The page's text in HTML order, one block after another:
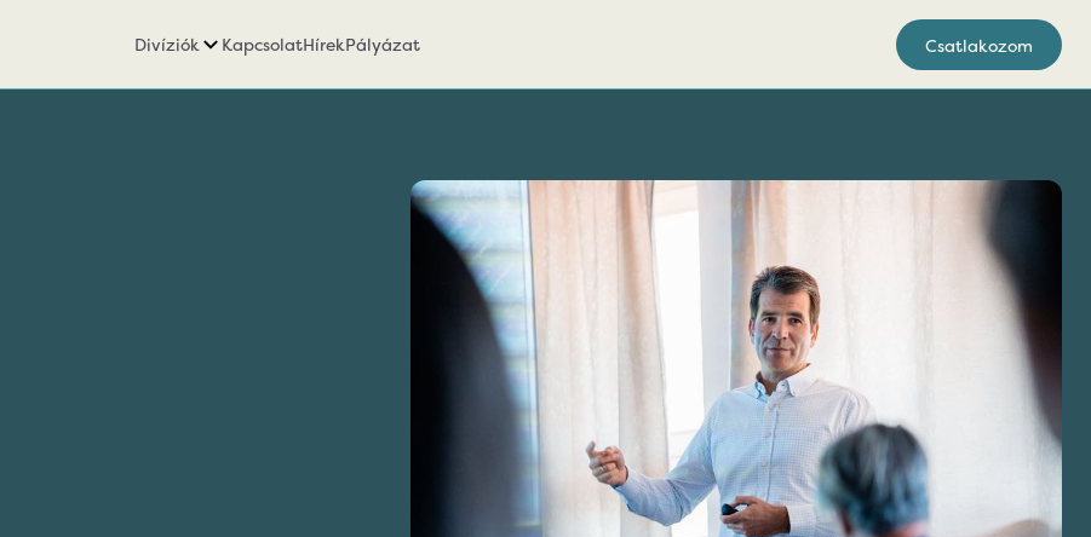
Divíziók KapcsolatHírekPályázat Csatlakozom